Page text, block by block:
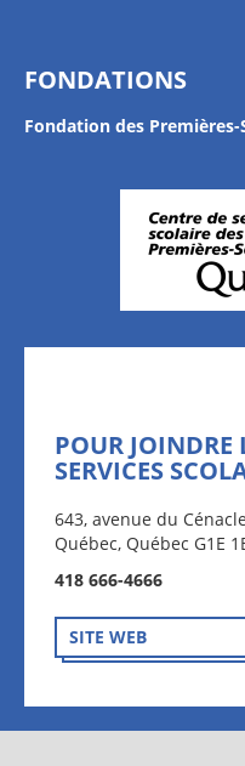
FONDATIONS
Fondation des Premières-
POUR JOINDRE
SERVICES
643, avenue du
Québec, Québec G1E
418 666-4666
SITE WEB